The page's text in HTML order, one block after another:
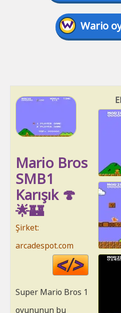
Wario
Mario Bros
SMB1
Karışık 🍄
🌟🏰
Şirket:
arcadespot.com
HTML
Super Mario Bros 1
oyununun bu